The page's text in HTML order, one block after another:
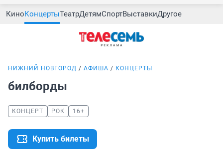
КиноКонцертыТеатрДетямСпортВыставкиДругое
НИЖНИЙ НОВГОРОД АФИША КОНЦЕРТЫ
билборды
КОНЦЕРТ РОК 16+
Купить билеты